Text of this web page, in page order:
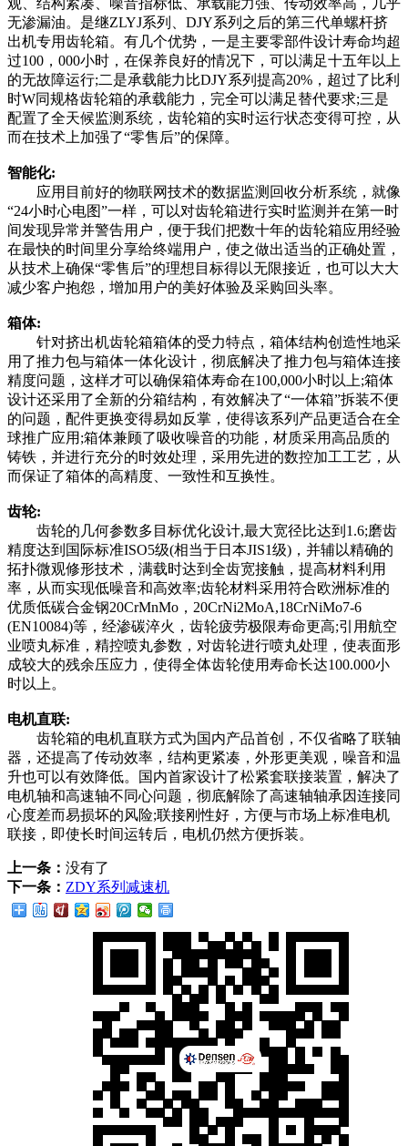
观、结构紧凑、噪音指标低、承载能力强、传动效率高，几乎
无渗漏油。是继ZLYJ系列、DJY系列之后的第三代单螺杆挤
出机专用齿轮箱。有几个优势，一是主要零部件设计寿命均超
过100，000小时，在保养良好的情况下，可以满足十五年以上
的无故障运行;二是承载能力比DJY系列提高20%，超过了比利
时W同规格齿轮箱的承载能力，完全可以满足替代要求;三是
配置了全天候监测系统，齿轮箱的实时运行状态变得可控，从
而在技术上加强了“零售后”的保障。
智能化:
应用目前好的物联网技术的数据监测回收分析系统，就像
“24小时心电图”一样，可以对齿轮箱进行实时监测并在第一时
间发现异常并警告用户，便于我们把数十年的齿轮箱应用经验
在最快的时间里分享给终端用户，使之做出适当的正确处置，
从技术上确保“零售后”的理想目标得以无限接近，也可以大大
减少客户抱怨，增加用户的美好体验及采购回头率。
箱体:
针对挤出机齿轮箱箱体的受力特点，箱体结构创造性地采
用了推力包与箱体一体化设计，彻底解决了推力包与箱体连接
精度问题，这样才可以确保箱体寿命在100,000小时以上;箱体
设计还采用了全新的分箱结构，有效解决了“一体箱”拆装不便
的问题，配件更换变得易如反掌，使得该系列产品更适合在全
球推广应用;箱体兼顾了吸收噪音的功能，材质采用高品质的
铸铁，并进行充分的时效处理，采用先进的数控加工工艺，从
而保证了箱体的高精度、一致性和互换性。
齿轮:
齿轮的几何参数多目标优化设计,最大宽径比达到1.6;磨齿
精度达到国际标准ISO5级(相当于日本JIS1级)，并辅以精确的
拓扑微观修形技术，满载时达到全齿宽接触，提高材料利用
率，从而实现低噪音和高效率;齿轮材料采用符合欧洲标准的
优质低碳合金钢20CrMnMo，20CrNi2MoA,18CrNiMo7-6
(EN10084)等，经渗碳淬火，齿轮疲劳极限寿命更高;引用航空
业喷丸标准，精控喷丸参数，对齿轮进行喷丸处理，使表面形
成较大的残余压应力，使得全体齿轮使用寿命长达100.000小
时以上。
电机直联:
齿轮箱的电机直联方式为国内产品首创，不仅省略了联轴
器，还提高了传动效率，结构更紧凑，外形更美观，噪音和温
升也可以有效降低。国内首家设计了松紧套联接装置，解决了
电机轴和高速轴不同心问题，彻底解除了高速轴轴承因连接同
心度差而易损坏的风险;联接刚性好，方便与市场上标准电机
联接，即使长时间运转后，电机仍然方便拆装。
上一条： 没有了
下一条： ZDY系列减速机